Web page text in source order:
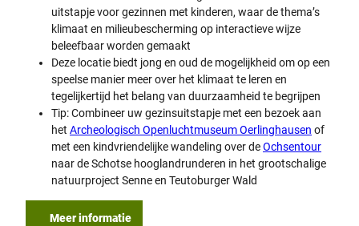
uitstapje voor gezinnen met kinderen, waar de thema’s
klimaat en milieubescherming op interactieve wijze
beleefbaar worden gemaakt
Deze locatie biedt jong en oud de mogelijkheid om op een
speelse manier meer over het klimaat te leren en
tegelijkertijd het belang van duurzaamheid te begrijpen
Tip: Combineer uw gezinsuitstapje met een bezoek aan
het Archeologisch Openluchtmuseum Oerlinghausen of
met een kindvriendelijke wandeling over deOchsentour
naar de Schotse hooglandrunderen in het grootschalige
natuurproject Senne en Teutoburger Wald
Meer informatie